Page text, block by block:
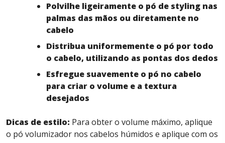
Polvilhe ligeiramente o pó de styling nas
palmas das mãos ou diretamente no
cabelo
Distribua uniformemente o pó por todo
o cabelo, utilizando as pontas dos dedos
Esfregue suavemente o pó no cabelo
para criar o volume e a textura
desejados
Dicas de estilo: Para obter o volume máximo, aplique
o pó volumizador nos cabelos húmidos e aplique com os